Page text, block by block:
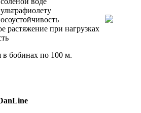
растяжение при нагрузках
в бобинах по 100 м.